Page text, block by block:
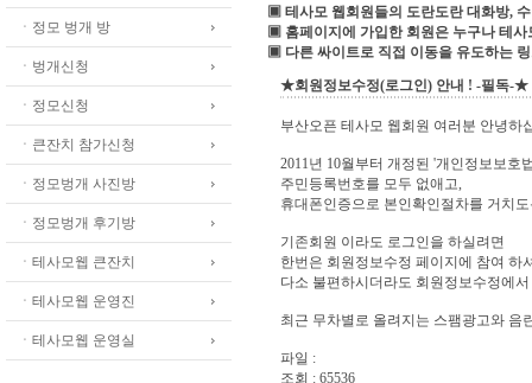
ㆍ정모 벙개 방
ㆍ벙개신청
ㆍ정모신청
ㆍ큰잔치 참가신청
ㆍ정모벙개 사진방
ㆍ정모벙개 후기방
ㆍ테사모웹 큰잔치
ㆍ테사모웹 운영진
ㆍ테사모웹 운영실
▣ 테사모 웹회원들의 도란도란 대화방,
▣ 홈페이지에 가입한 회원은 누구나 테사
▣ 다른 싸이트로 직접 이동을 유도하는
★회원정보수정(로그인) 안내 ! -필독-★
부산오픈 테사모 웹회원 여러분 안녕하
2011년 10월부터 개정된 '개인정보보호
주민등록번호를 모두 없애고,
휴대폰인증으로 본인확인절차를 거치
기존회원 이라도 로그인을 하실려면
한번은 회원정보수정 페이지에 참여 하
다소 불편하시더라도 회원정보수정에
최근 무차별로 올려지는 스팸광고와 음
파일 :
조회 : 65536